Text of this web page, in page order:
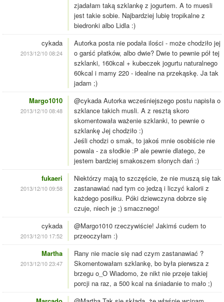
zjadałam taką szklankę z jogurtem. A to muesli
jest takie sobie. Najbardziej lubię tropikalne z
biedronki albo Lidla :)
cykada
2013/12/10 08:24
Autorka posta nie podała ilości - może chodziło jej
o garść płatków, albo dwie? Dwie to pewnie pół tej
szklanki, 160kcal + kubeczek jogurtu naturalnego
60kcal i mamy 220 - idealne na przekąskę. Ja tak
jadam ;)
Margo1010
2013/12/10 08:48
@cykada Autorka wcześniejszego postu napisła o
szklance takich musli. A z resztą skoro
skomentowała ważenie szklanki, to pewnie o
szklankę Jej chodziło :)
Jeśli chodzi o smak, to jakoś mnie osobiście nie
powala - za słodkie :P ale pewnie dlatego, że
jestem bardziej smakoszem słonych dań :)
fukaeri
2013/12/10 09:58
Niektórzy mają to szczęście, że nie muszą się tak
zastanawiać nad tym co jedzą i liczyć kalorii z
każdego posiłku. Póki dziewczyna dobrze się
czuje, niech je ;) smacznego!
cykada
2013/12/10 17:52
@Margo1010 rzeczywiście! Jakimś cudem to
przeoczyłam :)
Martha
2013/12/10 23:47
Rany nie macie się nad czym zastanawiać ?
Skomentowałam szklankę, bo była pierwsza z
brzegu o_O Wiadomo, że nikt nie przeje takiej
porcji na raz, a 500 kcal na śniadanie to mało ;)